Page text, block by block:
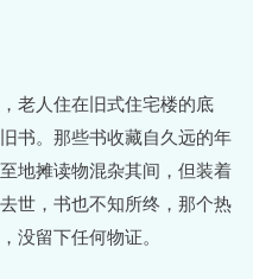
老人住在旧式住宅楼的底
书。那些书收藏自久远的年
地摊读物混杂其间，但装着
世，书也不知所终，那个热
没留下任何物证。